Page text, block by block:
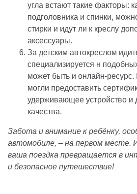
угла встают такие факторы:
подголовника и спинки,
стирки и идут ли к креслу
аксессуары.
За детским автокреслом
специализируется н
может быть и онлайн-
могли предоставить
удерживающее устройство и
качества.
Забота и внимание к ребёнку,
автомобиле, – на первом месте.
ваша поездка превращается в
и безопасное путешествие!